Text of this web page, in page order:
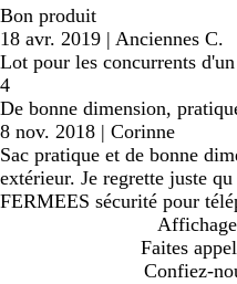
Bon produit
18 avr. 2019 | Anciennes C.
Lot pour les concurrents
4
De bonne dimension,
8 nov. 2018 | Corinne
Sac pratique et de bonne
extérieur. Je regrette juste
FERMEES sécurité pour
Faites
Confiez-